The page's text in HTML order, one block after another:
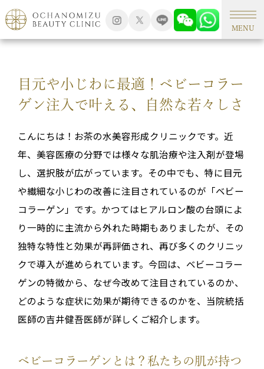
MENU
TOP 形成外科手術
目元や小じわに最適！ベビーコラー
ゲン注入で叶える、自然な若々しさ
こんにちは！お茶の水美容形成クリニックです。近
年、美容医療の分野では様々な肌治療や注入剤が登場
し、選択肢が広がっています。その中でも、特に目元
や繊細な小じわの改善に注目されているのが「ベビー
コラーゲン」です。かつてはヒアルロン酸の台頭によ
り一時的に主流から外れた時期もありましたが、その
独特な特性と効果が再評価され、再び多くのクリニッ
クで導入が進められています。今回は、ベビーコラー
ゲンの特徴から、なぜ今改めて注目されているのか、
どのような症状に効果が期待できるのかを、当院統括
医師の吉井健吾医師が詳しくご紹介します。
ベビーコラーゲンとは？私たちの肌が持つ